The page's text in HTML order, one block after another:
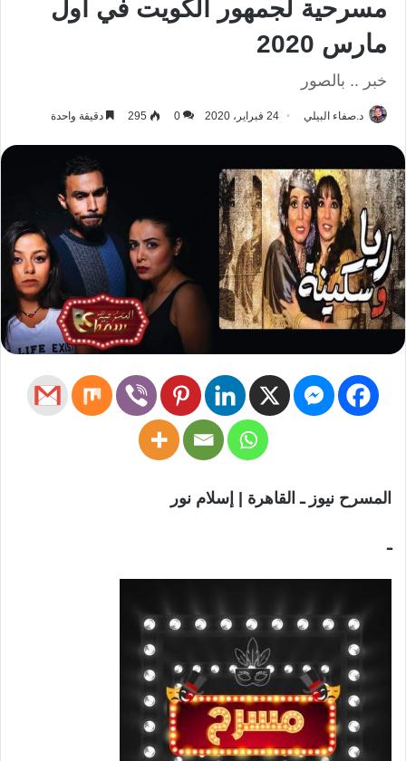
مسرحية لجمهور الكويت في أول
مارس 2020
خبر .. بالصور
د.صفاء البيلي 24 فبراير، 2020 0
295 دقيقة واحدة
المسرح نيوز ـ القاهرة | إسلام نور
ـ